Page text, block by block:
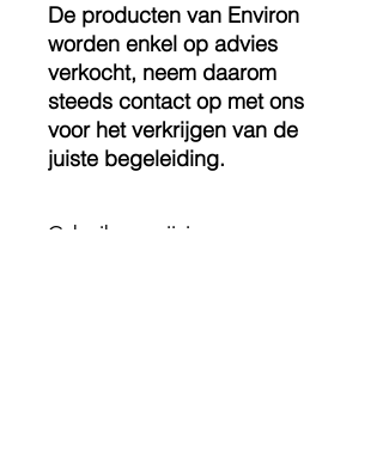
De producten van Environ
worden enkel op advies
verkocht, neem daarom
steeds contact op met ons
voor het verkrijgen van de
juiste begeleiding.
Gebruiksaanwijzing